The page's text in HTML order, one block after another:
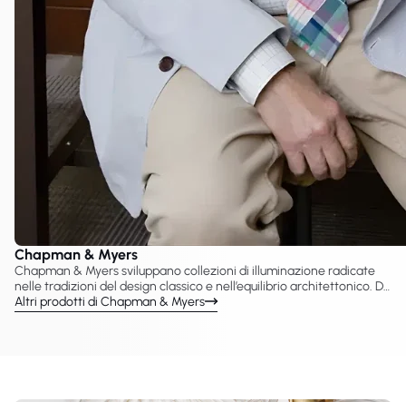
Chapman & Myers
Chapman & Myers sviluppano collezioni di illuminazione radicate
nelle tradizioni del design classico e nell’equilibrio architettonico. Da
VC Gallery è possibile esplorare le lampade Chapman & Myers
prodotte con Visual Comfort & Co., tra cui lampadari, applique,
Altri prodotti di Chapman & Myers